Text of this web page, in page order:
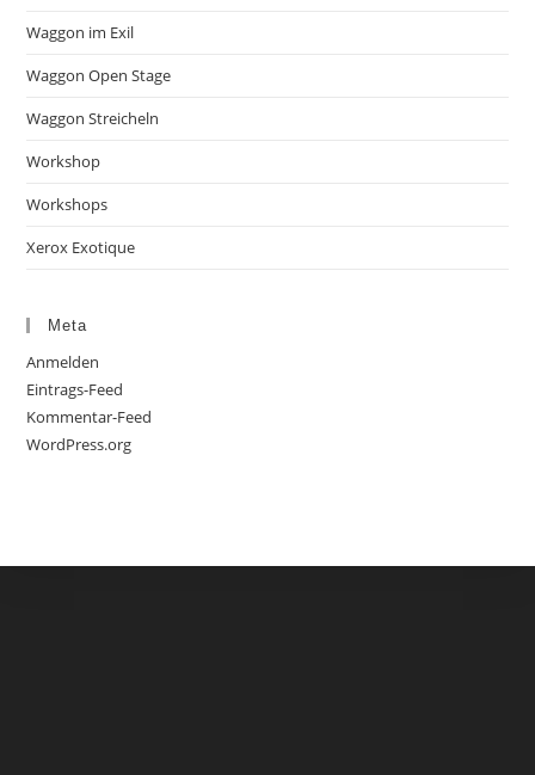
Waggon im Exil
Waggon Open Stage
Waggon Streicheln
Workshop
Workshops
Xerox Exotique
Meta
Anmelden
Eintrags-Feed
Kommentar-Feed
WordPress.org